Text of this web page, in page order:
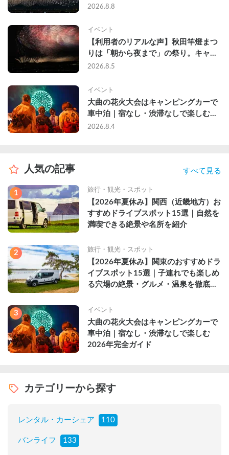
て、長岡駅前で車中泊してきた
2026.8.8
イベント
【利用者のリアルな声】秋田竿燈まつ
りは「朝から夜まで」の祭り。キャン
ピングカーで行った2組の記録
2026.8.5
イベント
大曲の花火大会はキャンピングカーで
車中泊｜宿なし・渋滞なしで楽しむ
2026年完全ガイド
2026.8.4
人気の記事 すべて見る
1 旅行・観光・スポット
【2026年夏休み】関西（近畿地方）お
すすめドライブスポット15選｜自然を
満喫できる絶景や名所を紹介
2 旅行・観光・スポット
【2026年夏休み】関東のおすすめドラ
イブスポット15選｜子連れでも楽しめ
る穴場の絶景・グルメ・温泉を徹底解
3 イベント
大曲の花火大会はキャンピングカーで
車中泊｜宿なし・渋滞なしで楽しむ
2026年完全ガイド
カテゴリーから探す
レンタル・カーシェア 110
バンライフ 133